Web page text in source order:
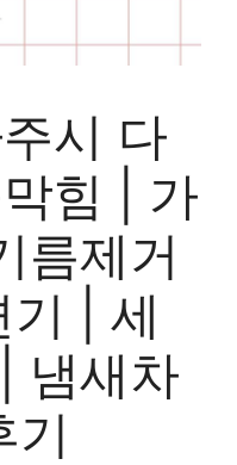
시 다
힘 | 가
름제거
기 | 세
냄새차
기